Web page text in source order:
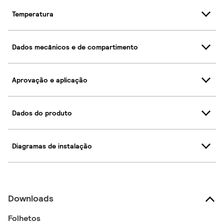
Temperatura
Dados mecânicos e de compartimento
Aprovação e aplicação
Dados do produto
Diagramas de instalação
Downloads
Folhetos